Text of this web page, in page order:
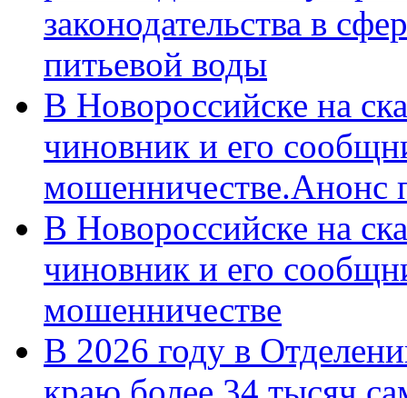
законодательства в
питьевой воды
В Новороссийске на
чиновник и его
мошенничестве.Анонс
В Новороссийске на
чиновник и его
мошенничестве
В 2026 году в